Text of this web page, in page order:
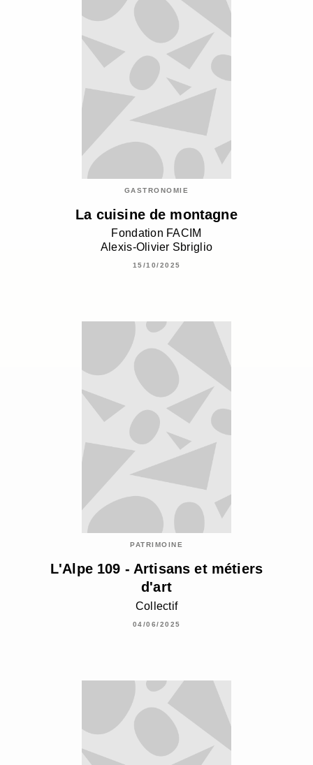
GASTRONOMIE
La cuisine de montagne
Fondation FACIM
Alexis-Olivier Sbriglio
15/10/2025
PATRIMOINE
L'Alpe 109 - Artisans et métiers
d'art
Collectif
04/06/2025